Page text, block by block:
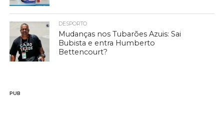
DESPORTO
Mudanças nos Tubarões Azuis: Sai
Bubista e entra Humberto
Bettencourt?
PUB